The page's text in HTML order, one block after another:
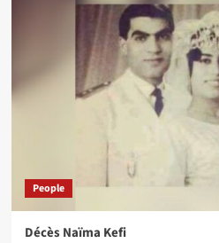
People
Décès Naïma Kefi